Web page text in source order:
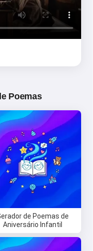
Poemas
de Poemas de
Aniversário Infantil